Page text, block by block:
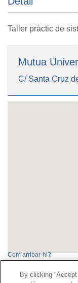
Taller pràctic de
Mutua
C/ Santa Cruz
Com arribar-hi?
By clicking